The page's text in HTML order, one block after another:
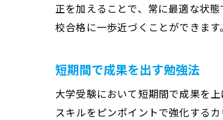
正を加えることで、常に最適な状
校合格に一歩近づくことができます。
短期間で成果を出す勉強法
大学受験において短期間で成果を
スキルをピンポイントで強化する